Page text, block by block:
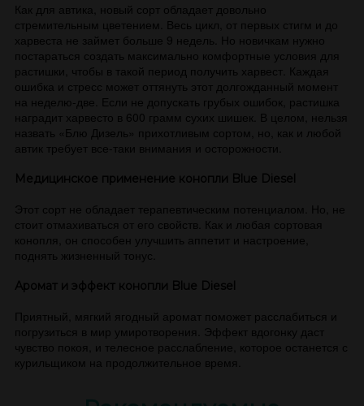
Как для автика, новый сорт обладает довольно
стремительным цветением. Весь цикл, от первых стигм и до
харвеста не займет больше 9 недель. Но новичкам нужно
постараться создать максимально комфортные условия для
растишки, чтобы в такой период получить харвест. Каждая
ошибка и стресс может оттянуть этот долгожданный момент
на неделю-две. Если не допускать грубых ошибок, растишка
наградит харвесто в 600 грамм сухих шишек. В целом, нельзя
назвать «Блю Дизель» прихотливым сортом, но, как и любой
автик требует все-таки внимания и осторожности.
Медицинское применение конопли Blue Diesel
Этот сорт не обладает терапевтическим потенциалом. Но, не
стоит отмахиваться от его свойств. Как и любая сортовая
конопля, он способен улучшить аппетит и настроение,
поднять жизненный тонус.
Аромат и эффект конопли Blue Diesel
Приятный, мягкий ягодный аромат поможет расслабиться и
погрузиться в мир умиротворения. Эффект вдогонку даст
чувство покоя, и телесное расслабление, которое останется с
курильщиком на продолжительное время.